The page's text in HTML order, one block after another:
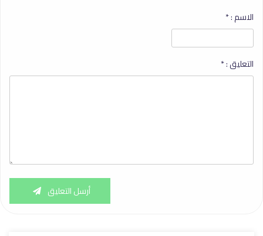
الاسم :*
التعليق :*
أرسل التعليق